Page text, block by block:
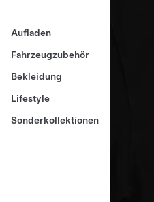
Aufladen
Fahrzeugzubehör
Bekleidung
Lifestyle
Sonderkollektionen